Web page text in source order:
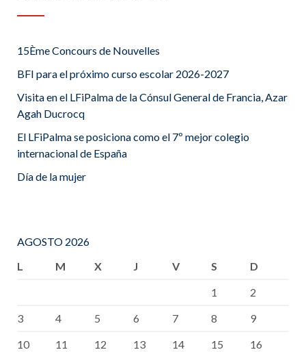
15Ème Concours de Nouvelles
BFI para el próximo curso escolar 2026-2027
Visita en el LFiPalma de la Cónsul General de Francia, Azar
Agah Ducrocq
El LFiPalma se posiciona como el 7º mejor colegio
internacional de España
Día de la mujer
AGOSTO 2026
L
M X J V S
D
1
2
3
4 5 6 7 8
9
10
11 12 13 14 15 16